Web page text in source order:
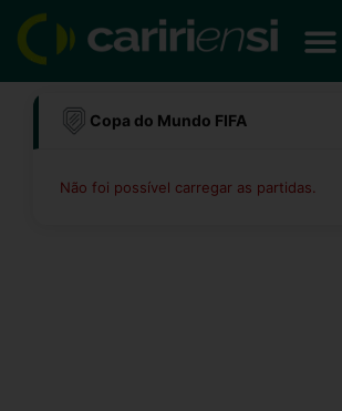
para
conteúdo
Copa do Mundo FIFA
Não foi possível carregar as partidas.